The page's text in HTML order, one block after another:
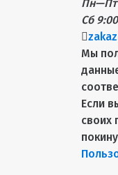
Пн—Пт
Сб
Мы
Если
своих